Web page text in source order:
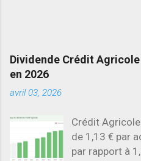
Dividende Crédit
en 2026
avril 03, 2026
Crédit
de 1,13 € par
par rapport à